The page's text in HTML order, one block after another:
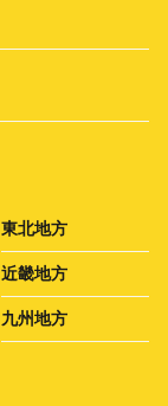
東北地方
近畿地方
九州地方